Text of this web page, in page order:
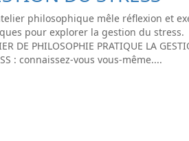
philosophique mêle réflexion et
pour explorer la gestion du stress.
DE PHILOSOPHIE PRATIQUE LA
: connaissez-vous vous-même....